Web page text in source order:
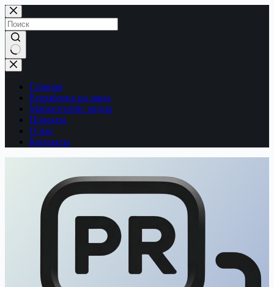
Перейти
к
сути
Ничего
не
найденоГлавная
Разработка на заказ
Маркетплейс медиа
Проекты
О нас
Контакты